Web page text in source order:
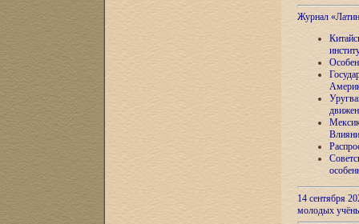
Журнал
14 сентября
молодых